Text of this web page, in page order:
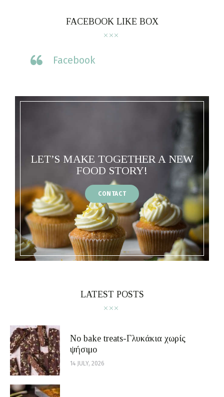
FACEBOOK LIKE BOX
Facebook
LET’S MAKE TOGETHER A NEW
FOOD STORY!
CONTACT
LATEST POSTS
No bake treats-Γλυκάκια χωρίς
ψήσιμο
14 JULY, 2026